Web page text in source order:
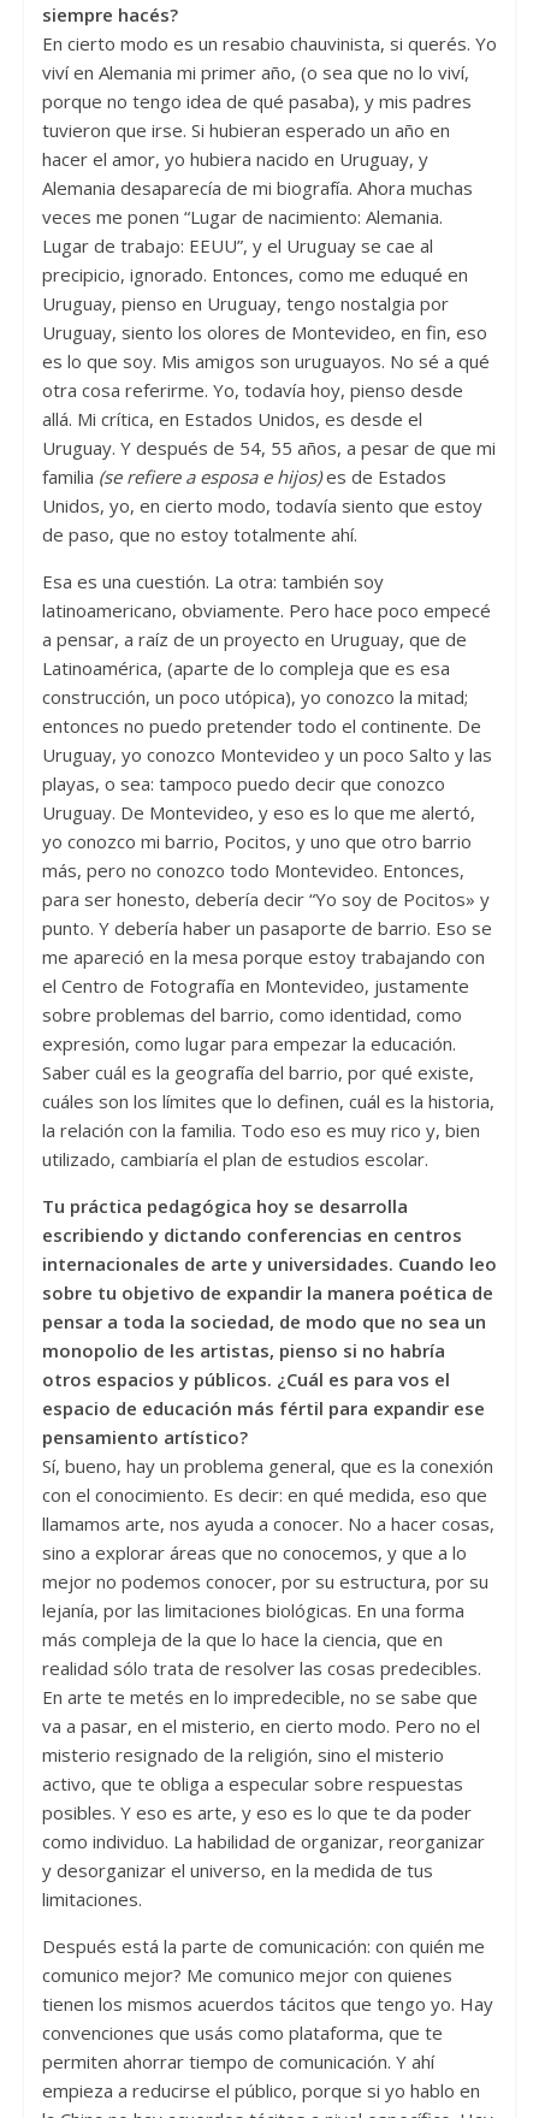
siempre hacés?
En cierto modo es un resabio chauvinista, si querés. Yo
viví en Alemania mi primer año, (o sea que no lo viví,
porque no tengo idea de qué pasaba), y mis padres
tuvieron que irse. Si hubieran esperado un año en
hacer el amor, yo hubiera nacido en Uruguay, y
Alemania desaparecía de mi biografía. Ahora muchas
veces me ponen “Lugar de nacimiento: Alemania.
Lugar de trabajo: EEUU”, y el Uruguay se cae al
precipicio, ignorado. Entonces, como me eduqué en
Uruguay, pienso en Uruguay, tengo nostalgia por
Uruguay, siento los olores de Montevideo, en fin, eso
es lo que soy. Mis amigos son uruguayos. No sé a qué
otra cosa referirme. Yo, todavía hoy, pienso desde
allá. Mi crítica, en Estados Unidos, es desde el
Uruguay. Y después de 54, 55 años, a pesar de que mi
familia (se refiere a esposa e hijos)es de Estados
Unidos, yo, en cierto modo, todavía siento que estoy
de paso, que no estoy totalmente ahí.
Esa es una cuestión. La otra: también soy
latinoamericano, obviamente. Pero hace poco empecé
a pensar, a raíz de un proyecto en Uruguay, que de
Latinoamérica, (aparte de lo compleja que es esa
construcción, un poco utópica), yo conozco la mitad;
entonces no puedo pretender todo el continente. De
Uruguay, yo conozco Montevideo y un poco Salto y las
playas, o sea: tampoco puedo decir que conozco
Uruguay. De Montevideo, y eso es lo que me alertó,
yo conozco mi barrio, Pocitos, y uno que otro barrio
más, pero no conozco todo Montevideo. Entonces,
para ser honesto, debería decir “Yo soy de Pocitos» y
punto. Y debería haber un pasaporte de barrio. Eso se
me apareció en la mesa porque estoy trabajando con
el Centro de Fotografía en Montevideo, justamente
sobre problemas del barrio, como identidad, como
expresión, como lugar para empezar la educación.
Saber cuál es la geografía del barrio, por qué existe,
cuáles son los límites que lo definen, cuál es la historia,
la relación con la familia. Todo eso es muy rico y, bien
utilizado, cambiaría el plan de estudios escolar.
Tu práctica pedagógica hoy se desarrolla
escribiendo y dictando conferencias en centros
internacionales de arte y universidades. Cuando leo
sobre tu objetivo de expandir la manera poética de
pensar a toda la sociedad, de modo que no sea un
monopolio de les artistas, pienso si no habría
otros espacios y públicos. ¿Cuál es para vos el
espacio de educación más fértil para expandir ese
pensamiento artístico?
Sí, bueno, hay un problema general, que es la conexión
con el conocimiento. Es decir: en qué medida, eso que
llamamos arte, nos ayuda a conocer. No a hacer cosas,
sino a explorar áreas que no conocemos, y que a lo
mejor no podemos conocer, por su estructura, por su
lejanía, por las limitaciones biológicas. En una forma
más compleja de la que lo hace la ciencia, que en
realidad sólo trata de resolver las cosas predecibles.
En arte te metés en lo impredecible, no se sabe que
va a pasar, en el misterio, en cierto modo. Pero no el
misterio resignado de la religión, sino el misterio
activo, que te obliga a especular sobre respuestas
posibles. Y eso es arte, y eso es lo que te da poder
como individuo. La habilidad de organizar, reorganizar
y desorganizar el universo, en la medida de tus
limitaciones.
Después está la parte de comunicación: con quién me
comunico mejor? Me comunico mejor con quienes
tienen los mismos acuerdos tácitos que tengo yo. Hay
convenciones que usás como plataforma, que te
permiten ahorrar tiempo de comunicación. Y ahí
empieza a reducirse el público, porque si yo hablo en